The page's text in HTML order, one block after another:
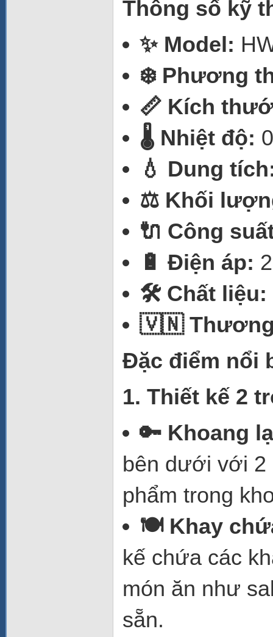
Thông số kỹ
✨ Model:
❄️ Phương
📏 Kích
🌡️ Nhiệt độ:
💧 Dung
⚖️ Khối
🔌 Công
🔋 Điện áp:
🛠️ Chất liệu:
🇻🇳
Đặc điểm nổi
1. Thiết kế 2
🔑 Khoang
bên dưới với 2
phẩm trong
🍽️ Khay
kế chứa các
món ăn như
sẵn.